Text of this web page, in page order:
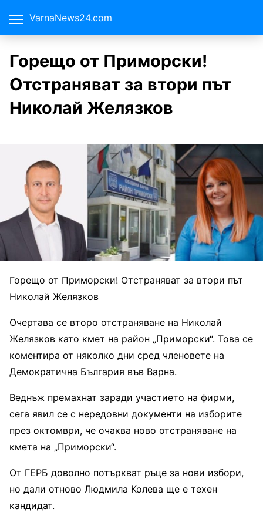
VarnaNews24.com
Горещо от Приморски!
Отстраняват за втори път
Николай Желязков
Горещо от Приморски! Отстраняват за втори път
Николай Желязков
Очертава се второ отстраняване на Николай
Желязков като кмет на район „Приморски“. Това се
коментира от няколко дни сред членовете на
Демократична България във Варна.
Веднъж премахнат заради участието на фирми,
сега явил се с нередовни документи на изборите
през октомври, че очаква ново отстраняване на
кмета на „Приморски“.
От ГЕРБ доволно потъркват ръце за нови избори,
но дали отново Людмила Колева ще е техен
кандидат.